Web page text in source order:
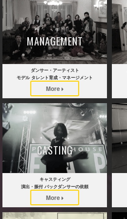
MANAGEMENT
ダンサー・アーティスト
モデル タレント育成・マネージメント
More
CASTING
キャスティング
演出・振付 バックダンサーの依頼
More